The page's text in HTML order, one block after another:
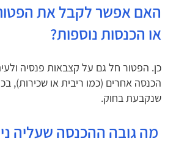
האם אפשר לקבל את
או הכנסות נוספות?
כן. הפטור חל גם על קצבאות פנסיה
הכנסה אחרים (כמו ריבית או שכירות),
שנקבעת בחוק.
מה גובה ההכנסה שעליה